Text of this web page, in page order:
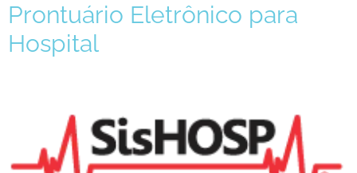
Prontuário Eletrônico para
Hospital